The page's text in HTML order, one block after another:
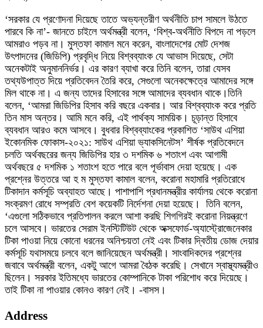
‘সরকার যে প্রণোদনা দিয়েছে তাতে অভ্যন্তরীণ অর্থনীতি চাপ সামলে উঠতে
পারবে কি না’- জানতে চাইলে অর্থমন্ত্রী বলেন, ‘বিশ্ব-অর্থনীতি বিপদে না পড়লে
আমরাও পড়ব না। মুস্তফা কামাল মনে করেন, বাংলাদেশের মোট দেশজ
উৎপাদনের (জিডিপি) প্রবৃদ্ধি নিয়ে বিশ্বব্যাংক যে আভাস দিয়েছে, সেটা
অনেকটাই অনুমাননির্ভর। এর কারণ ব্যাখা করে তিনি বলেন, তারা যেসব
তথ্যউপাত্ত দিয়ে প্রতিবেদন তৈরি করে, সেগুলো অনেকক্ষেত্রে আমাদের সঙ্গে
মিল থাকে না। এ জন্য তাদের হিসাবের সঙ্গে আমাদের ব্যবধান থাকে।তিনি
বলেন, ‘আমরা জিডিপির হিসাব করি বছরে একবার। আর বিশ্বব্যাংক করে প্রতি
তিন মাস অন্তর। আমি মনে করি, এই পার্থক্য সাময়িক। চূড়ান্ত হিসাবে
ব্যবধান আরও কমে আসবে। বুধবার বিশ্বব্যাংকের প্রকাশিত ‘সাউথ এশিয়া
ইকোনমিক ফোকাস-২০২১: সাউথ এশিয়া ভ্যাকসিনেটস’ শীর্ষক প্রতিবেদনে
চলতি অর্থবছরের জন্য জিডিপির হার ৩ দশমিক ৬ শতাংশ এবং আগামী
অর্থবছরে ৫ দশমিক ১ শতাংশ হতে পারে বলে পূর্ভাবাস দেয়া হয়েছে। এক
প্রশ্নের উত্তরে আ হ ম মুস্তফা কামাল বলেন, করোনা মহামারি প্রতিরোধে
টিকাদান কর্মসূচি অব্যাহত আছে। পাশাপাশি প্রধানমন্ত্রীর কার্যালয় থেকে করোনা
সংক্রমণ রোধে সম্প্রতি বেশ কয়েকটি নির্দেশনা দেয়া হয়েছে। তিনি বলেন,
‘এগুলো সঠিকভাবে প্রতিপালন করলে আশা করছি শিগগিরই করোনা নিয়ন্ত্রণে
চলে আসবে। ভারতের সেরাম ইনস্টিটিউট থেকে অক্সফোর্ড-অ্যাস্ট্রোজেনেকার
টিকা পাওয়া নিয়ে কোনো ধরনের অনিশ্চয়তা নেই এবং টিকার দ্বিতীয় ডোজ দেয়ার
কর্মসূচি যথাসময়ে চলবে বলে জানিয়েছেন অর্থমন্ত্রী। সাংবাদিকদের প্রশ্নের
জবাবে অর্থমন্ত্রী বলেন, একটু আগে আমরা বৈঠক করেছি। সেখানে স্বাস্থ্যমন্ত্রীও
ছিলেন। সরকার ইতিমধ্যে ভারতের কোম্পানিকে টাকা পরিশোধ করে দিয়েছে।
তাই টিকা না পাওয়ার কোনও কারণ নেই। -বাসস।
Address